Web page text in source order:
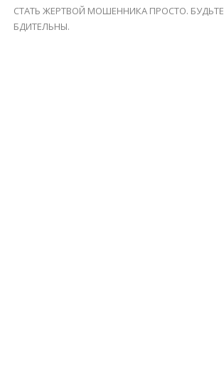
СТАТЬ ЖЕРТВОЙ МОШЕННИКА ПРОСТО. БУДЬТЕ
БДИТЕЛЬНЫ.